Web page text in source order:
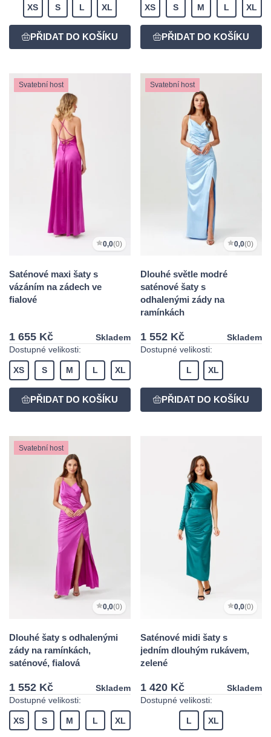
XS S L XL XS S M L XL
Svatební host
0,0(0)
Saténové maxi šaty s
vázáním na zádech ve
fialové
1 655 Kč
Skladem
Dostupné velikosti:
XS S M L XL
Svatební host
0,0(0)
Dlouhé světle modré
saténové šaty s
odhalenými zády na
ramínkách
1 552 Kč
Skladem
Dostupné velikosti:
L XL
Svatební host
0,0(0)
Dlouhé šaty s odhalenými
zády na ramínkách,
saténové, fialová
1 552 Kč
Skladem
Dostupné velikosti:
XS S M L XL
0,0(0)
Saténové midi šaty s
jedním dlouhým rukávem,
zelené
1 420 Kč
Skladem
Dostupné velikosti:
L XL